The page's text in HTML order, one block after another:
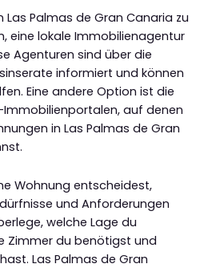
Las Palmas de Gran Canaria zu
eine lokale Immobilienagentur
Agenturen sind über die
informiert und können
Eine andere Option ist die
Immobilienportalen, auf denen
in Las Palmas de Gran
Wohnung entscheidest,
und Anforderungen
welche Lage du
Zimmer du benötigst und
Las Palmas de Gran